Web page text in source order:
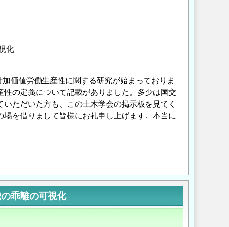
化
価値労働生産性に関する研究が始まっておりま
の定義について記載がありました。多少は国交
ただいた方も、この土木学会の掲示板を見てく
を借りまして皆様にお礼申し上げます。本当に
乖離の可視化